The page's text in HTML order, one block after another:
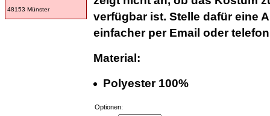
48153 Münster
verfügbar ist. Stelle dafür eine
einfacher per Email oder
Material:
Polyester 100%
Optionen: